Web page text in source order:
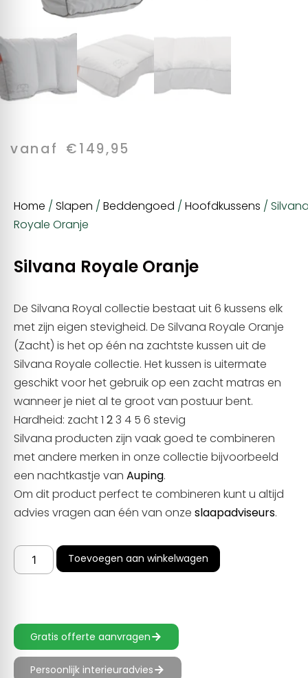
vanaf €149,95
Home /Slapen /Beddengoed /Hoofdkussens /
Royale Oranje
Silvana Royale Oranje
De Silvana Royal collectie bestaat uit 6 kussens elk
met zijn eigen stevigheid. De Silvana Royale Oranje
(Zacht) is het op één na zachtste kussen uit de
Silvana Royale collectie. Het kussen is uitermate
geschikt voor het gebruik op een zacht matras en
wanneer je niet al te groot van postuur bent.
Hardheid: zacht 1 23 4 5 6 stevig
Silvana producten zijn vaak goed te combineren
met andere merken in onze collectie bijvoorbeeld
een nachtkastje van Auping.
Om dit product perfect te combineren kunt u altijd
advies vragen aan één van onze slaapadviseurs.
Toevoegen aan winkelwagen
Gratis offerte aanvragen
Persoonlijk interieuradvies